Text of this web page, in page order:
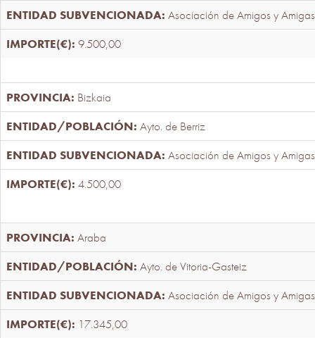
Asociación de Amigos y
9.500,00
Bizkaia
Ayto. de Berriz
Asociación de Amigos y
4.500,00
Araba
Ayto. de Vitoria-Gasteiz
Asociación de Amigos y
17.345,00